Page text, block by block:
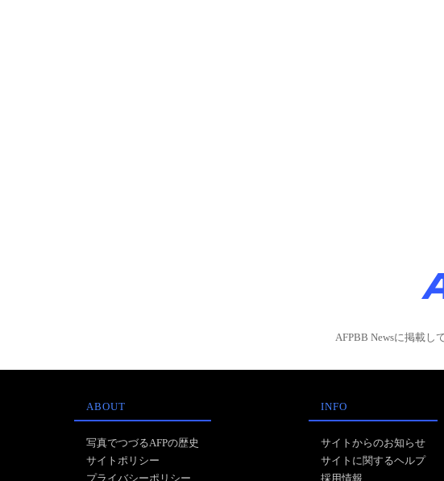
AFPBB Newsに掲載し
ABOUT
写真でつづるAFPの歴史
サイトポリシー
プライバシーポリシー
INFO
サイトからのお知らせ
サイトに関するヘルプ
採用情報